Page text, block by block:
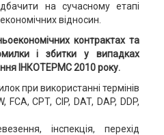
на сучасному етапі
відносин.
контрактах та
і збитки у випадках
ІНКОТЕРМС 2010 року.
при використанні термінів
FCA, CPT, CIP, DAT, DAP, DDP,
інспекція, перехід